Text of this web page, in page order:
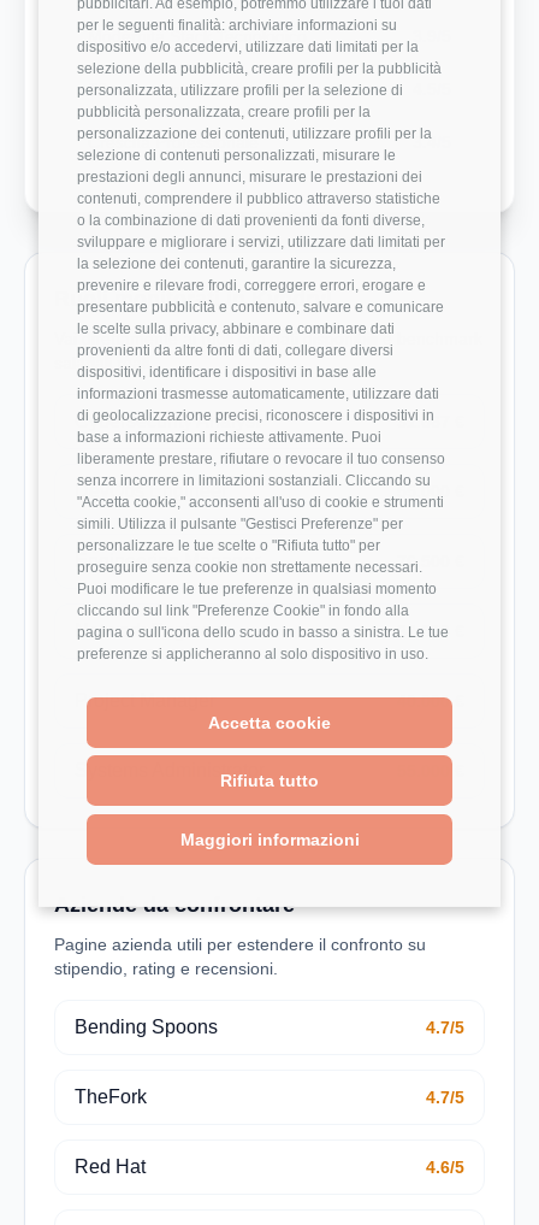
per le seguenti finalità: archiviare informazioni su
dispositivo e/o accedervi, utilizzare dati limitati per la
selezione della pubblicità, creare profili per la pubblicità
personalizzata, utilizzare profili per la selezione di
pubblicità personalizzata, creare profili per la
personalizzazione dei contenuti, utilizzare profili per la
selezione di contenuti personalizzati, misurare le
prestazioni degli annunci, misurare le prestazioni dei
contenuti, comprendere il pubblico attraverso statistiche
o la combinazione di dati provenienti da fonti diverse,
sviluppare e migliorare i servizi, utilizzare dati limitati per
la selezione dei contenuti, garantire la sicurezza,
prevenire e rilevare frodi, correggere errori, erogare e
presentare pubblicità e contenuto, salvare e comunicare
le scelte sulla privacy, abbinare e combinare dati
provenienti da altre fonti di dati, collegare diversi
dispositivi, identificare i dispositivi in base alle
informazioni trasmesse automaticamente, utilizzare dati
di geolocalizzazione precisi, riconoscere i dispositivi in
base a informazioni richieste attivamente. Puoi
liberamente prestare, rifiutare o revocare il tuo consenso
senza incorrere in limitazioni sostanziali. Cliccando su
"Accetta cookie," acconsenti all'uso di cookie e strumenti
simili. Utilizza il pulsante "Gestisci Preferenze" per
personalizzare le tue scelte o "Rifiuta tutto" per
proseguire senza cookie non strettamente necessari.
Puoi modificare le tue preferenze in qualsiasi momento
cliccando sul link "Preferenze Cookie" in fondo alla
pagina o sull'icona dello scudo in basso a sinistra. Le tue
preferenze si applicheranno al solo dispositivo in uso.
Accetta cookie
Rifiuta tutto
Maggiori informazioni
Modernità Stack Tecnologico
Bilanciamento Vita-Lavoro
Crescita Professionale 3.4/5
Ruoli monitorati in Kyndryl
Vai direttamente ai ruoli con dati disponibili e benchmark
salariali reali.
Cybersecurity Analyst 31.667 €
DevOps Engineer 55.000 €
Engineering Manager 76.500 €
Network Engineer 32.500 €
Project Manager 40.000 €
Systems Administrator
Aziende da confrontare
Pagine azienda utili per estendere il confronto su
stipendio, rating e recensioni.
Bending Spoons 4.7/5
TheFork 4.7/5
Red Hat 4.6/5